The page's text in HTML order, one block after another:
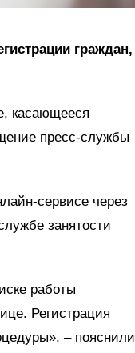
граждан,
касающееся
пресс-службы
сервисе через
занятости
работы
Регистрация
– пояснили